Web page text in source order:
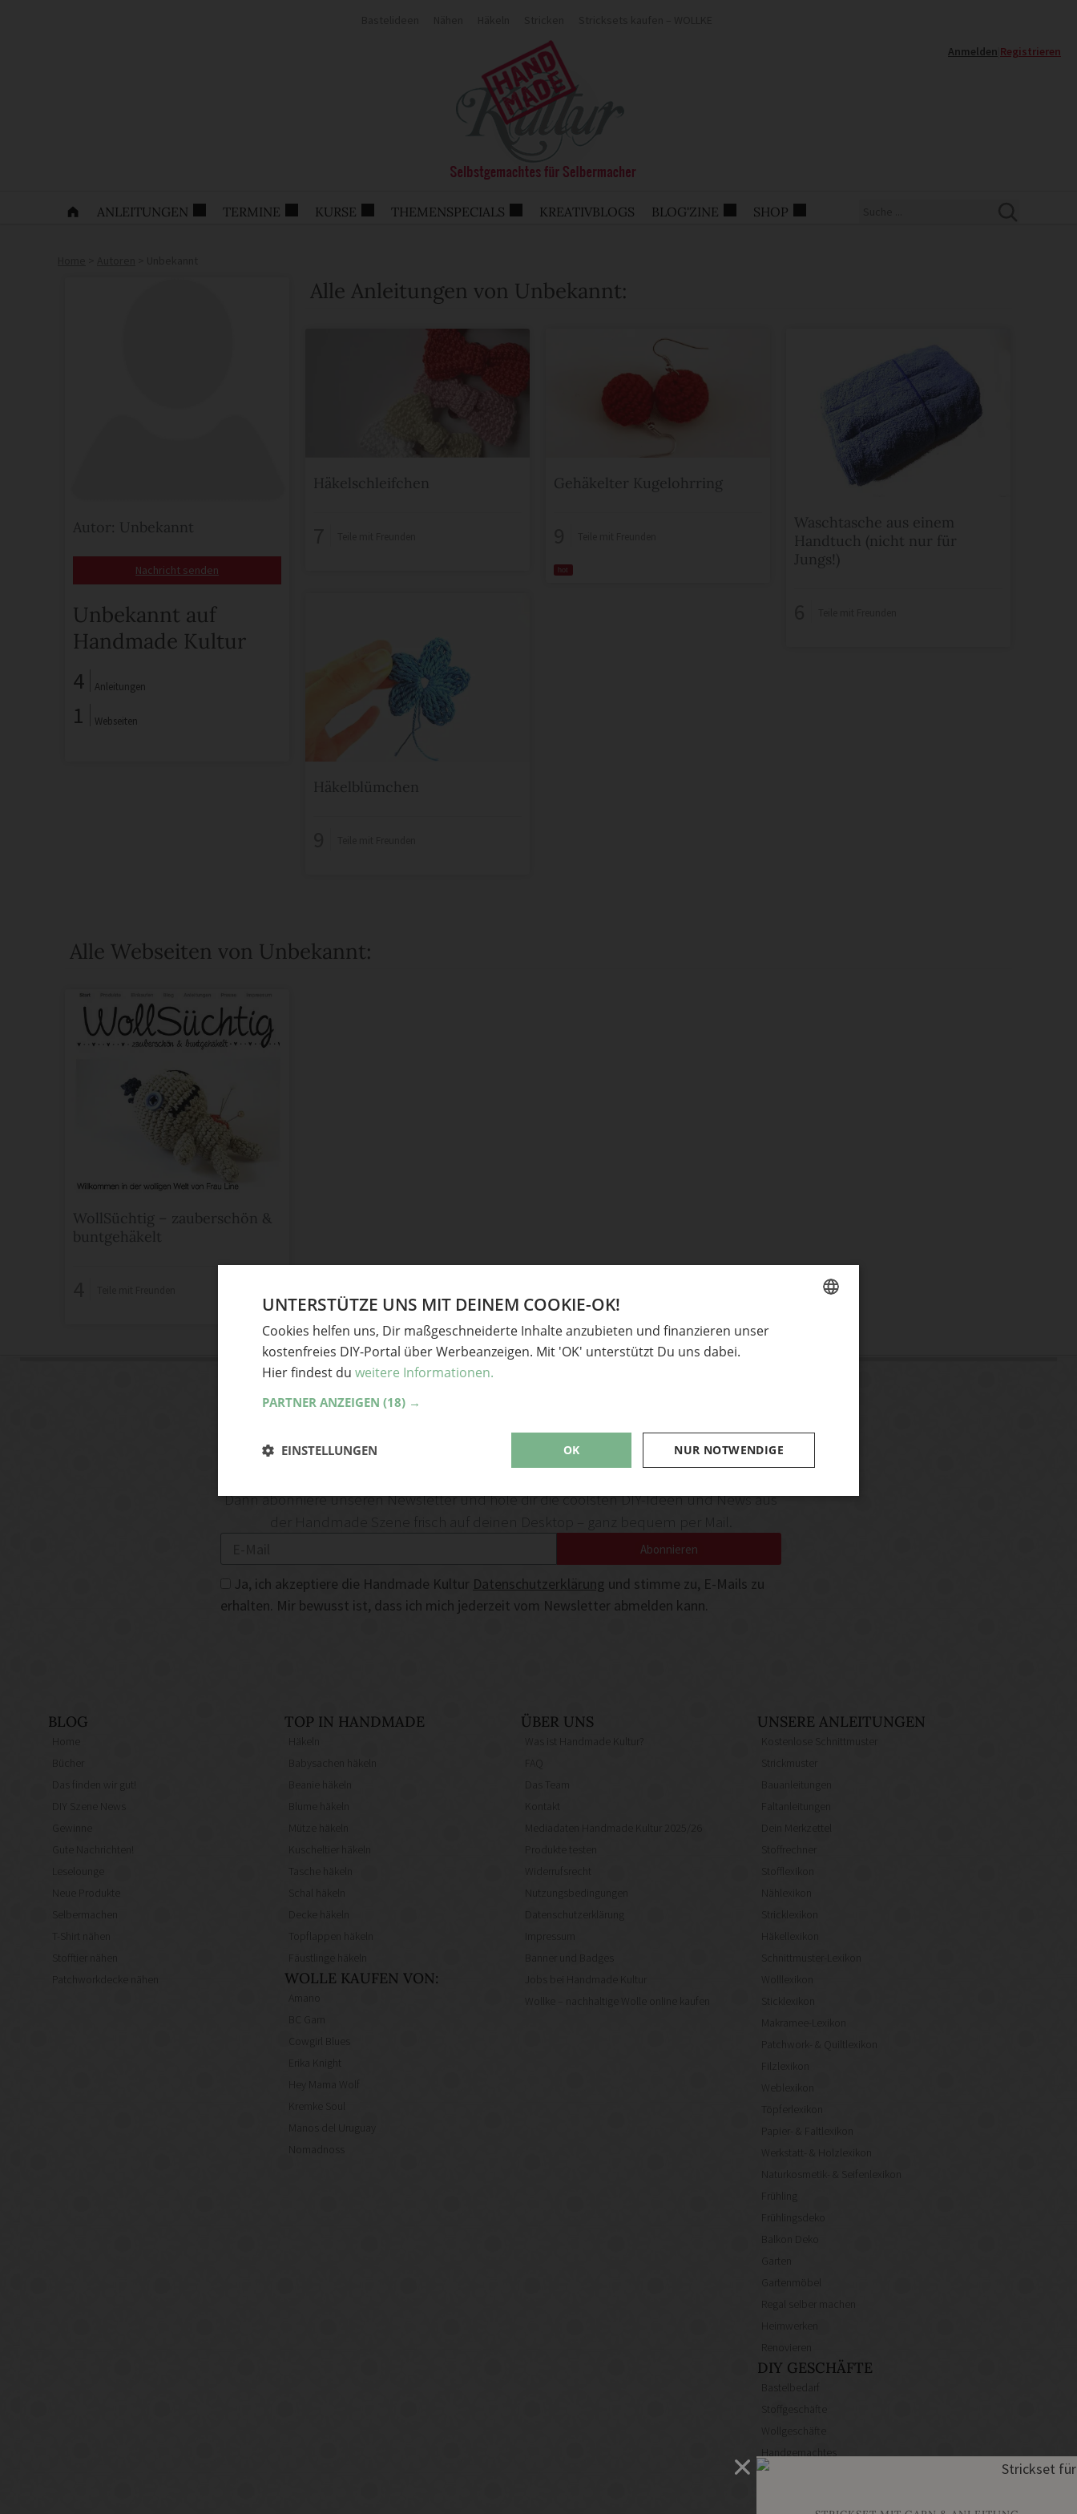
Anmelden Registrieren
ANLEITUNGEN TERMINE KURSE THEMENSPECIALS KREATIVBLOGS BLOG'ZINE SHOP
Autor: Unbekannt
Nachricht senden
Unbekannt auf
Handmade Kultur
4 Anleitungen
1 Webseiten
Alle Anleitungen von Unbekannt:
Häkelschleifchen Gehäkelter Kugelohrring
hot
Waschtasche aus einem
Handtuch (nicht nur für
Jungs!)
Häkelblümchen
Alle Webseiten von Unbekannt:
WollSüchtig – zauberschön &
buntgehäkelt
Dann abonniere unseren Newsletter und hole dir die coolsten DIY-Ideen und News aus
der Handmade Szene frisch auf deinen Desktop – ganz bequem per Mail.
Ja, ich akzeptiere die Handmade Kultur Datenschutzerklärung und stimme zu, E-Mails zu
erhalten. Mir bewusst ist, dass ich mich jederzeit vom Newsletter abmelden kann.
Abonnieren
BLOG
Das finden wir gut!
DIY Szene News
Gute Nachrichten!
Leselounge
Neue Produkte
T-Shirt nähen
Stofftier nähen
Patchworkdecke nähen
TOP IN HANDMADE
Häkeln
Babysachen häkeln
Blume häkeln
Mütze häkeln
Kuscheltier häkeln
Tasche häkeln
Topflappen häkeln
Fäustlinge häkeln
WOLLE KAUFEN VON:
Cowgirl Blues
Erika Knight
Hey Mama Wolf
Kremke Soul
Manos del Uruguay
Nomadnoss
ÜBER UNS
Was ist Handmade Kultur?
Das Team
Kontakt
Mediadaten Handmade Kultur 2025/26
Produkte testen
Widerrufsrecht
Nutzungsbedingungen
Datenschutzerklärung
Banner und Badges
Jobs bei Handmade Kultur
Wollke – nachhaltige Wolle online kaufen
UNSERE ANLEITUNGEN
Kostenlose Schnittmuster
Strickmuster
Bauanleitungen
Faltanleitungen
Dein Merkzettel
Stoffrechner
Stofflexikon
Nählexikon
Stricklexikon
Häkellexikon
Schnittmuster-Lexikon
Wolllexikon
Sticklexikon
Makramee-Lexikon
Patchwork- & Quiltlexikon
Filzlexikon
Töpferlexikon
Papier- & Faltlexikon
Werkstatt- & Holzlexikon
Naturkosmetik- & Seifenlexikon
Frühlingsdeko
Balkon Deko
Garten
Gartenmöbel
Regal selber machen
DIY GESCHÄFTE
Bastelbedarf
Stoffgeschäfte
Wollgeschäfte
Handgemachtes
Schneidereibedarf
UNTERSTÜTZE UNS MIT DEINEM COOKIE-OK!
Cookies helfen uns, Dir maßgeschneiderte Inhalte anzubieten und finanzieren unser
kostenfreies DIY-Portal über Werbeanzeigen. Mit 'OK' unterstützt Du uns dabei.
Hier findest du weitere Informationen.
PARTNER ANZEIGEN (18) →
OK NUR NOTWENDIGE
EINSTELLUNGEN